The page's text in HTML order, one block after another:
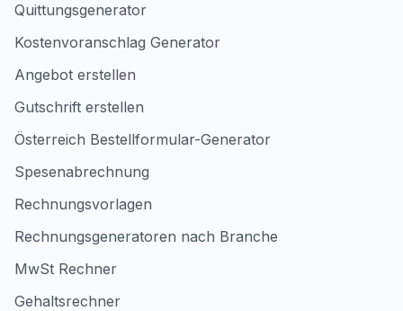
Quittungsgenerator
Kostenvoranschlag Generator
Angebot erstellen
Gutschrift erstellen
Österreich Bestellformular-Generator
Spesenabrechnung
Rechnungsvorlagen
Rechnungsgeneratoren nach Branche
MwSt Rechner
Gehaltsrechner